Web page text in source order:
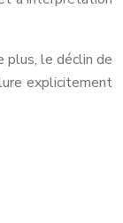
plus, le déclin de
explicitement